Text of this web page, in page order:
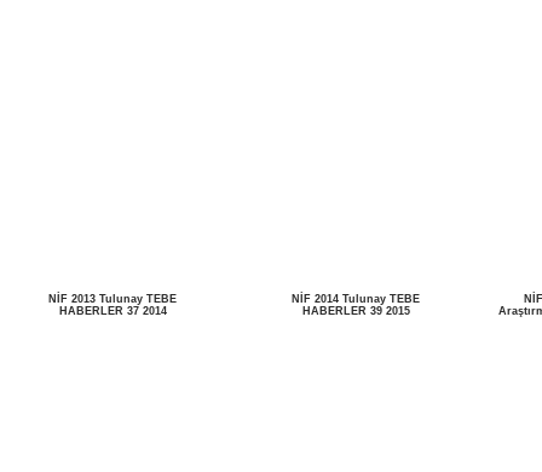
NİF 2013 Tulunay TEBE
HABERLER 37 2014
NİF 2014 Tulunay TEBE
HABERLER 39 2015